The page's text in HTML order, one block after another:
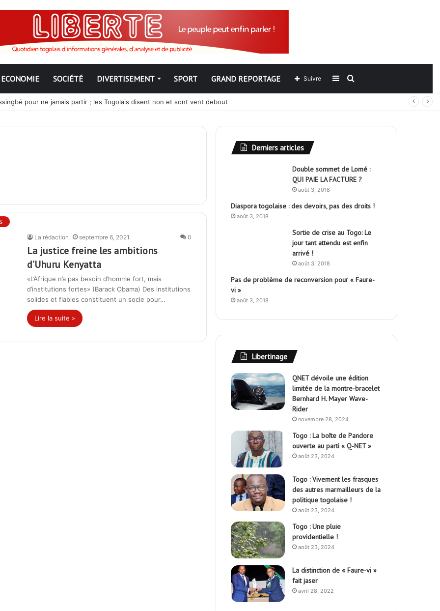
ECONOMIE SOCIÉTÉ DIVERTISEMENT SPORT GRAND REPORTAGE Rechercher
Sidebar
(barre
Suivre
pour ne jamais partir ; les Togolais disent non et sont vent debout
La rédaction septembre 6, 2021 0
La justice freine les ambitions
d’Uhuru Kenyatta
«L’Afrique n’a pas besoin d’homme fort, mais
d’institutions fortes» (Barack Obama) Des institutions
solides et fiables constituent un socle pour…
Lire la suite »
Derniers articles
Double sommet de Lomé :
QUI PAIE LA FACTURE ?
août 3, 2018
Diaspora togolaise : des devoirs, pas des droits !
août 3, 2018
Sortie de crise au Togo: Le
jour tant attendu est enfin
arrivé !
août 3, 2018
Pas de problème de reconversion pour « Faure-
vi »
août 3, 2018
Libertinage
QNET dévoile une édition
limitée de la montre-bracelet
Bernhard H. Mayer Wave-
Rider
novembre 28, 2024
Togo : La boîte de Pandore
ouverte au parti « Q-NET »
août 23, 2024
Togo : Vivement les frasques
des autres marmailleurs de la
politique togolaise !
août 23, 2024
Togo : Une pluie
providentielle !
août 23, 2024
La distinction de « Faure-vi »
fait jaser
avril 28, 2022